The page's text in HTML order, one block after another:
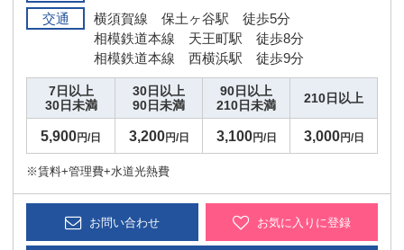
交通
横須賀線 保土ヶ谷駅 徒歩5分
相模鉄道本線 天王町駅 徒歩8分
相模鉄道本線 西横浜駅 徒歩9分
7日以上
30日未満
30日以上
90日未満
90日以上
210日未満
210日以上
5,900円/日 3,200円/日 3,100円/日 3,000円/日
※賃料+管理費+水道光熱費
お問い合わせ お気に入りに登録